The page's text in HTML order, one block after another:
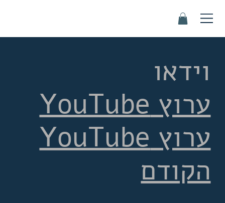
וידאו
ערוץ YouTube
ערוץ YouTube
הקודם